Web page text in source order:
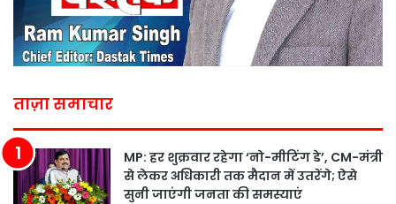
ताज़ा समाचार
MP: हर शुक्रवार रहेगा ‘नो-मीटिंग डे’, CM-मंत्री
से लेकर अधिकारी तक मैदान में उतरेंगे; ऐसे
सुनी जाएंगी जनता की समस्याएं